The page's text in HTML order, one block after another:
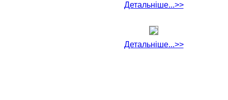
Детальніше...>>
Детальніше...>>